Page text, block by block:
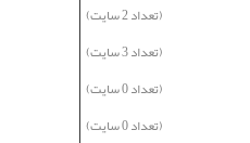
(تعداد 2 سایت)
(تعداد 3 سایت)
(تعداد 0 سایت)
(تعداد 0 سایت)